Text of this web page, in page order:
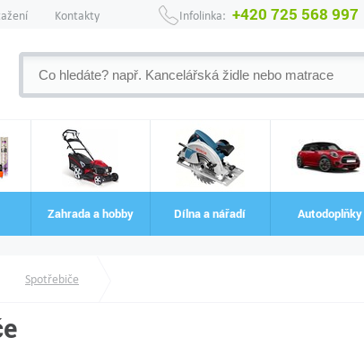
Kontakty Infolinka: +420 725 568 997
Zahrada a hobby Dílna a nářadí Autodoplňky
Spotřebiče